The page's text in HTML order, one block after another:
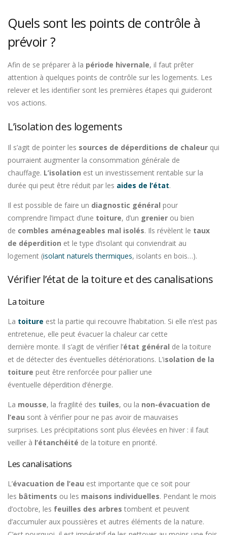
Quels sont les points de contrôle à
prévoir ?
Afin de se préparer à la période hivernale, il faut prêter
attention à quelques points de contrôle sur les logements. Les
relever et les identifier sont les premières étapes qui guideront
vos actions.
L’isolation des logements
Il s’agit de pointer les sources de déperditions de chaleur qui
pourraient augmenter la consommation générale de
chauffage. L’isolation est un investissement rentable sur la
durée qui peut être réduit par les aides de l’état.
Il est possible de faire un diagnostic général pour
comprendre l’impact d’une toiture, d’un grenier ou bien
de combles aménageables mal isolés. Ils révèlent le taux
de déperdition et le type d’isolant qui conviendrait au
logement (isolant naturels thermiques, isolants en bois…).
Vérifier l’état de la toiture et des canalisations
La toiture
La toiture est la partie qui recouvre l’habitation. Si elle n’est pas
entretenue, elle peut évacuer la chaleur car cette
dernière monte. Il s’agit de vérifier l’état général de la toiture
et de détecter des éventuelles détériorations. L’isolation de la
toiture peut être renforcée pour pallier une
éventuelle déperdition d’énergie.
La mousse, la fragilité des tuiles, ou la non-évacuation de
l’eau sont à vérifier pour ne pas avoir de mauvaises
surprises. Les précipitations sont plus élevées en hiver : il faut
veiller à l’étanchéité de la toiture en priorité.
Les canalisations
L’évacuation de l’eau est importante que ce soit pour
les bâtiments ou les maisons individuelles. Pendant le mois
d’octobre, les feuilles des arbres tombent et peuvent
d’accumuler aux poussières et autres éléments de la nature.